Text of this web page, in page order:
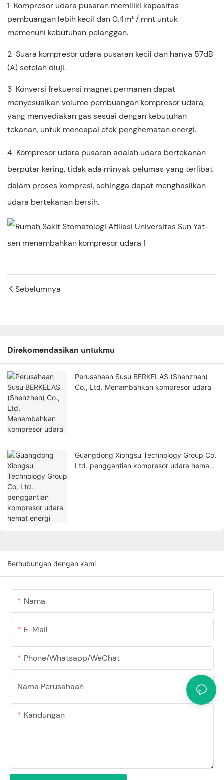
1 Kompresor udara pusaran memiliki kapasitas
pembuangan lebih kecil dan 0,4m³ / mnt untuk
memenuhi kebutuhan pelanggan.
2 Suara kompresor udara pusaran kecil dan hanya 57dB
(A) setelah diuji.
3 Konversi frekuensi magnet permanen dapat
menyesuaikan volume pembuangan kompresor udara,
yang menyediakan gas sesuai dengan kebutuhan
tekanan, untuk mencapai efek penghematan energi.
4 Kompresor udara pusaran adalah udara bertekanan
berputar kering, tidak ada minyak pelumas yang terlibat
dalam proses kompresi, sehingga dapat menghasilkan
udara bertekanan bersih.
Sebelumnya
Direkomendasikan untukmu
Perusahaan Susu BERKELAS (Shenzhen)
Co., Ltd. Menambahkan kompresor udara
Guangdong Xiongsu Technology Group Co,
Ltd. penggantian kompresor udara hemat
Berhubungan dengan kami
Nama
E-Mail
Phone/Whatsapp/WeChat
Nama Perusahaan
Kandungan